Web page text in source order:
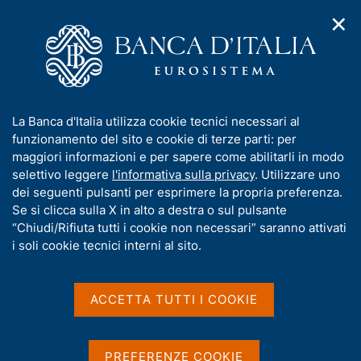
n
u
d
i
n
a
v
i
g
a
o
m
g
e
e
l
s
t
Chi siamo
✕
I
n
f
o
r
m
a
t
La Banca d'Italia utilizza cookie tecnici necessari al
funzionamento del sito e cookie di terze parti: per
maggiori informazioni e per sapere come abilitarli in modo
selettivo leggere l'informativa sulla privacy. Utilizzare uno
dei seguenti pulsanti per esprimere la propria preferenza.
Se si clicca sulla X in alto a destra o sul pulsante
“Chiudi/Rifiuta tutti i cookie non necessari” saranno attivati
i soli cookie tecnici interni al sito.
ACCETTA TUTTI I COOKIE
PREFERENZE COOKIE